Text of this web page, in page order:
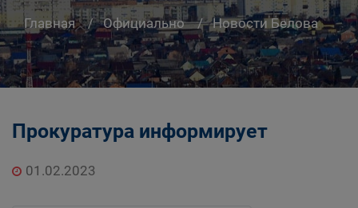
Главная Официально Новости Белова
Прокуратура информирует
01.02.2023